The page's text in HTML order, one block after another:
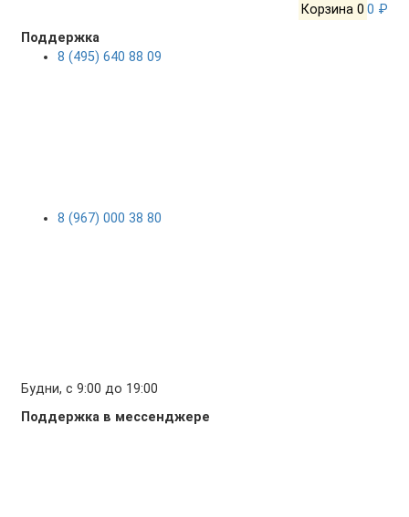
Корзина 0 0 ₽
Поддержка
8 (495) 640 88 09
8 (967) 000 38 80
Будни, с 9:00 до 19:00
Поддержка в мессенджере